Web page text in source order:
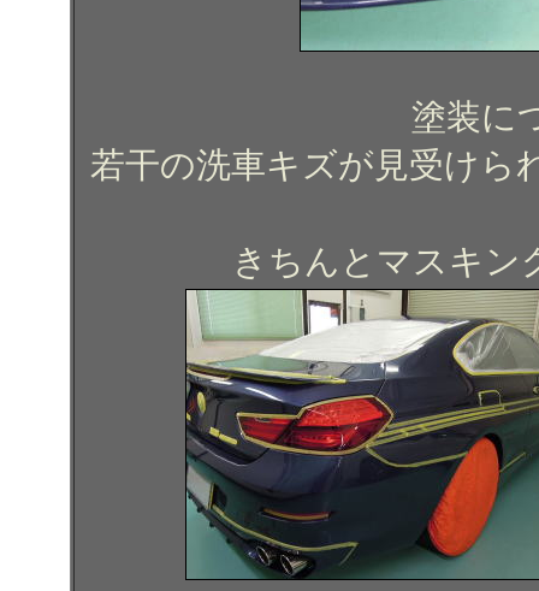
塗装に
若干の洗車キズが見受けら
きちんとマスキン